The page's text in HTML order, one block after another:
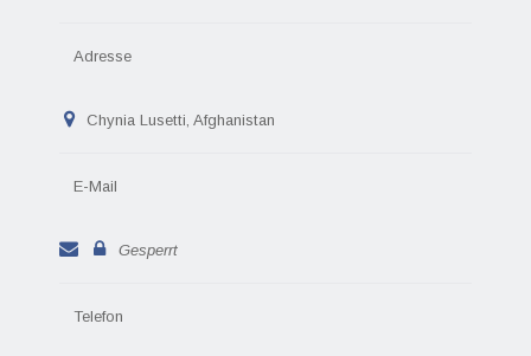
Adresse
Chynia Lusetti, Afghanistan
E-Mail
Gesperrt
Telefon